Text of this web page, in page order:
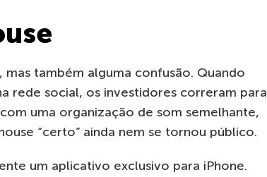
também alguma confusão. Quando
rede social, os investidores correram para
uma organização de som semelhante,
“certo” ainda nem se tornou público.
um aplicativo exclusivo para iPhone.